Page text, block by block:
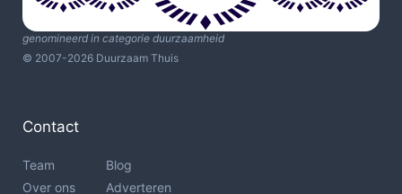
genomineerd in categorie duurzaamheid
© 2007-2026 Duurzaam Thuis
Contact
Team
Over ons
Blog
Adverteren